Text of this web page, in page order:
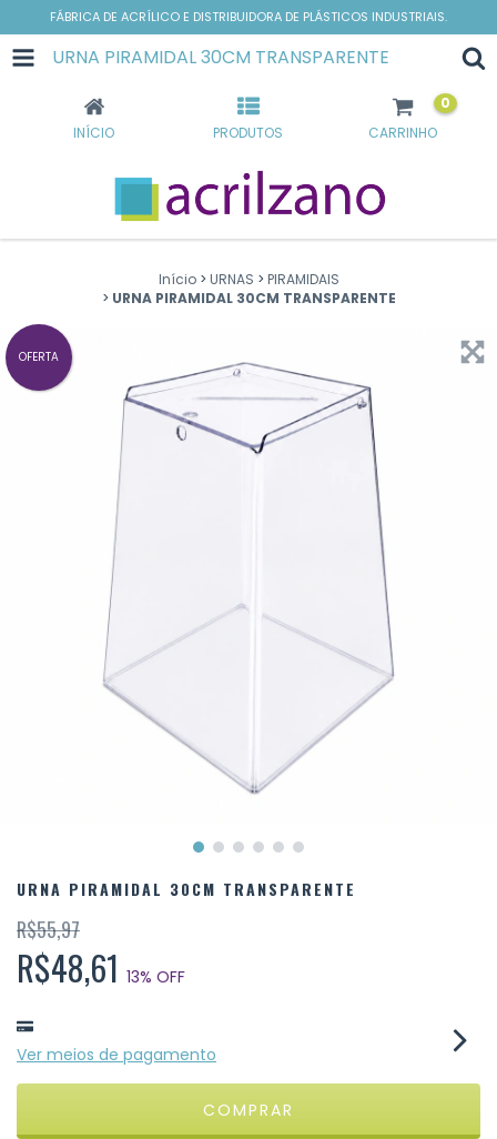
FÁBRICA DE ACRÍLICO E DISTRIBUIDORA DE PLÁSTICOS INDUSTRIAIS.
URNA PIRAMIDAL 30CM TRANSPARENTE
INÍCIO PRODUTOS CARRINHO
0
Início > URNAS > PIRAMIDAIS
> URNA PIRAMIDAL 30CM TRANSPARENTE
OFERTA
URNA PIRAMIDAL 30CM TRANSPARENTE
R$55,97
R$48,61 13% OFF
Ver meios de pagamento